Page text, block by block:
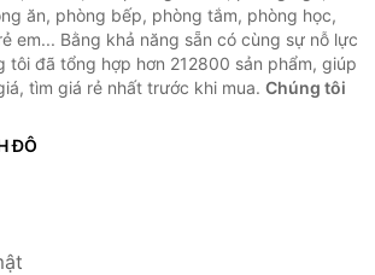
ăn, phòng bếp, phòng tắm, phòng học,
em... Bằng khả năng sẵn có cùng sự nỗ lực
tôi đã tổng hợp hơn 212800 sản phẩm, giúp
tìm giá rẻ nhất trước khi mua. Chúng tôi
ĐÔ